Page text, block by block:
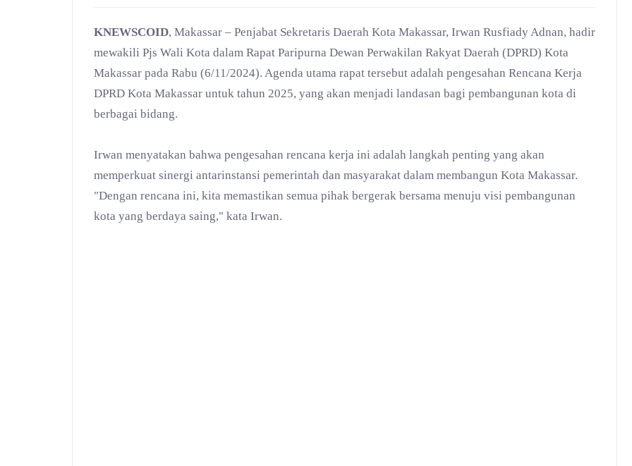
KNEWSCOID, Makassar – Penjabat Sekretaris Daerah Kota Makassar, Irwan Rusfiady Adnan, hadir
mewakili Pjs Wali Kota dalam Rapat Paripurna Dewan Perwakilan Rakyat Daerah (DPRD) Kota
Makassar pada Rabu (6/11/2024). Agenda utama rapat tersebut adalah pengesahan Rencana Kerja
DPRD Kota Makassar untuk tahun 2025, yang akan menjadi landasan bagi pembangunan kota di
berbagai bidang.
Irwan menyatakan bahwa pengesahan rencana kerja ini adalah langkah penting yang akan
memperkuat sinergi antarinstansi pemerintah dan masyarakat dalam membangun Kota Makassar.
"Dengan rencana ini, kita memastikan semua pihak bergerak bersama menuju visi pembangunan
kota yang berdaya saing," kata Irwan.